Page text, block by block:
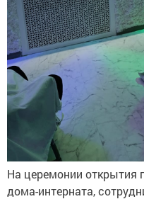
На церемонии открытия
дома-интерната,